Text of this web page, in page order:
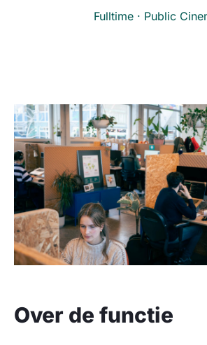
Fulltime · Public
Over de functie